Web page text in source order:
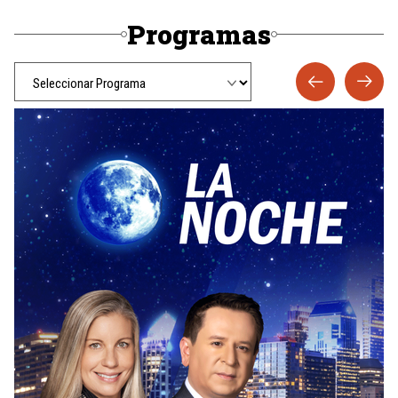
Programas